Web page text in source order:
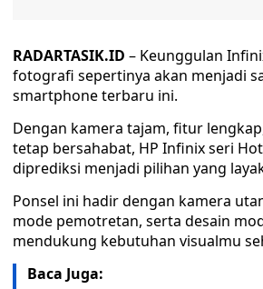
RADARTASIK.ID – Keunggulan
fotografi sepertinya akan menjadi
smartphone terbaru ini.
Dengan kamera tajam, fitur
tetap bersahabat, HP Infinix seri
diprediksi menjadi pilihan yang
Ponsel ini hadir dengan kamera
mode pemotretan, serta desain
mendukung kebutuhan visualmu
Baca Juga: